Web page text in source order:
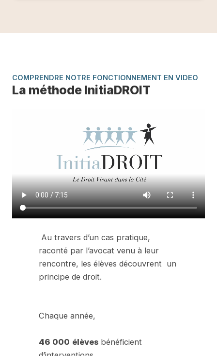
COMPRENDRE NOTRE FONCTIONNEMENT EN VIDEO
La méthode InitiaDROIT
Au travers d’un cas pratique,
raconté par l’avocat venu à leur
rencontre, les élèves découvrent un
principe de droit.
Chaque année,
46 000 élèves bénéficient